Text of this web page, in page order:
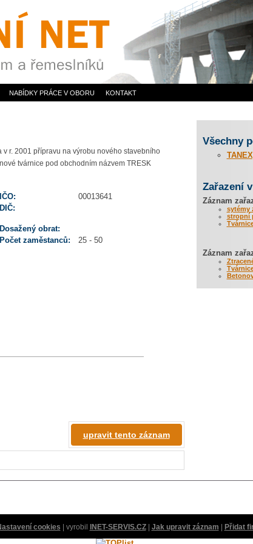
r. 2001 přípravu na výrobu nového stavebního
tvárnice pod obchodním názvem TRESK
IČO:
00013641
DIČ:
Dosažený obrat:
Počet zaměstanců:
25 - 50
upravit tento záznam
Všechny
Zařazení
Záznam
sytémy
stropní
Záznam
NABÍDKY PRÁCE V OBORU KONTAKT
cookies | vyrobil INET-SERVIS.CZ| Jak upravit záznam Přidat